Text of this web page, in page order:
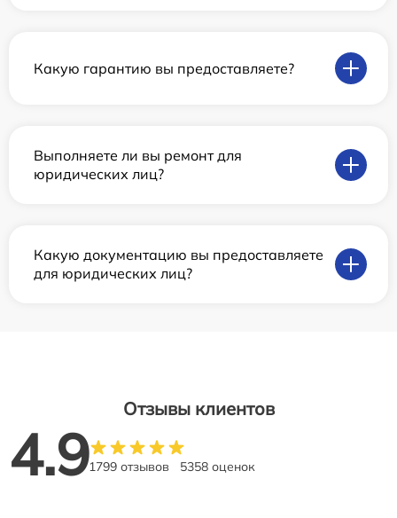
Какую гарантию вы предоставляете?
Выполняете ли вы ремонт для
юридических лиц?
Какую документацию вы предоставляете
для юридических лиц?
Отзывы клиентов
4.91799 отзывов 5358 оценок